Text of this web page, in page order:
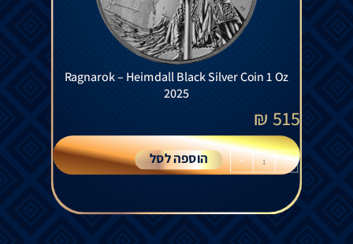
Ragnarok – Heimdall Black Silver Coin 1 Oz
2025
515
₪
-
+ הוספה לסל